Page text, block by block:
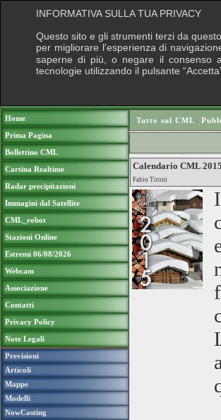
Home
Prima Pagina
Bollettino CML
Cartina Realtime
Radar precipitazioni
Immagini dal Satellite
CML_robot
Stazioni Online
Estremi 06/08/2026
Webcam
Associazione
Contatti
Privacy Policy
Note Legali
Previsioni
Articoli
Mappe
Modelli
NowCasting
Tutto sul CML›
Calendario CML 2015
Fabio Tironi
INFORMATIVA SULLA TUA PRIVACY
Questo sito e gli strumenti terzi da
per migliorare l'esperienza di
saperne di più, o negare il consenso
tecnologie utilizzando il pulsante